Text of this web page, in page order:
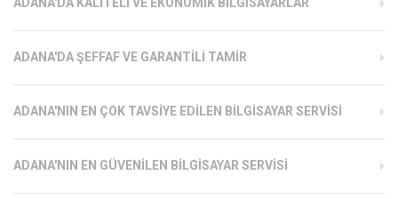
ADANA'DA KALITELI VE EKONOMIK BILGISAYARLAR
ADANA'DA ŞEFFAF VE GARANTILI TAMIR
ADANA'NIN EN ÇOK TAVSIYE EDILEN BILGISAYAR SERVISI
ADANA'NIN EN GÜVENILEN BILGISAYAR SERVISI